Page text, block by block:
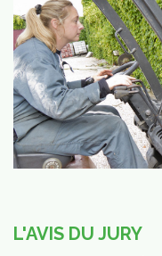
L'AVIS DU JURY